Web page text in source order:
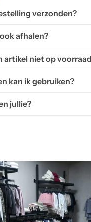
verzonden?
afhalen?
artikel niet op
kan ik gebruiken?
jullie?